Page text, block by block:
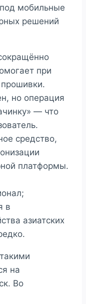
мобильные
решений
при
но операция
— что
средство,
платформы.
в
азиатских
на
Во